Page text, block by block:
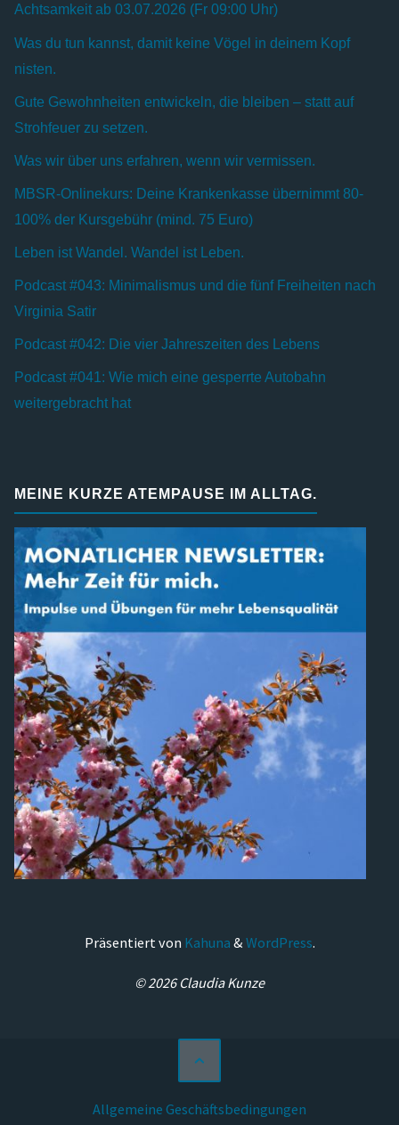
Achtsamkeit ab 03.07.2026 (Fr 09:00 Uhr)
Was du tun kannst, damit keine Vögel in deinem Kopf
nisten.
Gute Gewohnheiten entwickeln, die bleiben – statt auf
Strohfeuer zu setzen.
Was wir über uns erfahren, wenn wir vermissen.
MBSR-Onlinekurs: Deine Krankenkasse übernimmt 80-
100% der Kursgebühr (mind. 75 Euro)
Leben ist Wandel. Wandel ist Leben.
Podcast #043: Minimalismus und die fünf Freiheiten nach
Virginia Satir
Podcast #042: Die vier Jahreszeiten des Lebens
Podcast #041: Wie mich eine gesperrte Autobahn
weitergebracht hat
MEINE KURZE ATEMPAUSE IM ALLTAG.
Präsentiert von Kahuna & WordPress.
© 2026 Claudia Kunze
Allgemeine Geschäftsbedingungen